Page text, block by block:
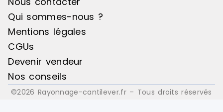
Qui sommes-nous ?
Mentions légales
CGUs
Devenir vendeur
Nos conseils
©2026 Rayonnage-cantilever.fr – Tous droits réservés